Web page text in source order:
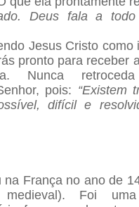
Deus fala a
Jesus Cristo como
pronto para receber
Nunca
pois: “Existem
difícil e
na França no ano de
Foi uma